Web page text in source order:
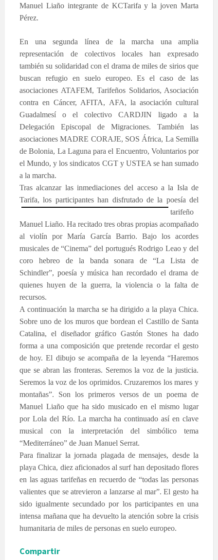
Manuel Liaño integrante de KCTarifa y la joven Marta
Pérez.
En una segunda línea de la marcha una amplia
representación de colectivos locales han expresado
también su solidaridad con el drama de miles de sirios que
buscan refugio en suelo europeo. Es el caso de las
asociaciones ATAFEM, Tarifeños Solidarios, Asociación
contra en Cáncer, AFITA, AFA, la asociación cultural
Guadalmesí o el colectivo CARDJIN ligado a la
Delegación Episcopal de Migraciones. También las
asociaciones MADRE CORAJE, SOS África, La Semilla
de Bolonia, La Laguna para el Encuentro, Voluntarios por
el Mundo, y los sindicatos CGT y USTEA se han sumado
a la marcha.
Tras alcanzar las inmediaciones del acceso a la Isla de
Tarifa, los participantes han disfrutado de la poesía del
tarifeño
Manuel Liaño. Ha recitado tres obras propias acompañado
al violín por María García Barrio. Bajo los acordes
musicales de “Cinema” del portugués Rodrigo Leao y del
coro hebreo de la banda sonara de “La Lista de
Schindler”, poesía y música han recordado el drama de
quienes huyen de la guerra, la violencia o la falta de
recursos.
A continuación la marcha se ha dirigido a la playa Chica.
Sobre uno de los muros que bordean el Castillo de Santa
Catalina, el diseñador gráfico Gastón Stones ha dado
forma a una composición que pretende recordar el gesto
de hoy. El dibujo se acompaña de la leyenda “Haremos
que se abran las fronteras. Seremos la voz de la justicia.
Seremos la voz de los oprimidos. Cruzaremos los mares y
montañas”. Son los primeros versos de un poema de
Manuel Liaño que ha sido musicado en el mismo lugar
por Lola del Río. La marcha ha continuado así en clave
musical con la interpretación del simbólico tema
“Mediterráneo” de Juan Manuel Serrat.
Para finalizar la jornada plagada de mensajes, desde la
playa Chica, diez aficionados al surf han depositado flores
en las aguas tarifeñas en recuerdo de “todas las personas
valientes que se atrevieron a lanzarse al mar”. El gesto ha
sido igualmente secundado por los participantes en una
intensa mañana que ha devuelto la atención sobre la crisis
humanitaria de miles de personas en suelo europeo.
Compartir